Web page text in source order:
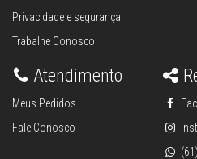
Privacidade e segurança
Trabalhe Conosco
Atendimento
Meus Pedidos
Fale Conosco